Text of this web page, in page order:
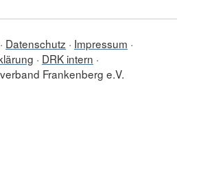
Datenschutz
Impressum
DRK intern
Frankenberg e.V.